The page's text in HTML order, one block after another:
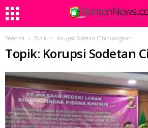
Beranda Topik Korupsi Sodetan Cibinuangeun
Topik: Korupsi Sodetan